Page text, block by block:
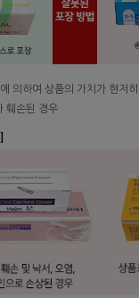
의하여 상품의 가치가 현저
훼손된 경우